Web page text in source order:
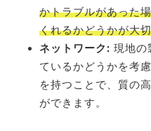
かトラブルがあった
くれるかどうかが大
ネットワーク: 現地の
ているかどうかを考
を持つことで、質の
ができます。